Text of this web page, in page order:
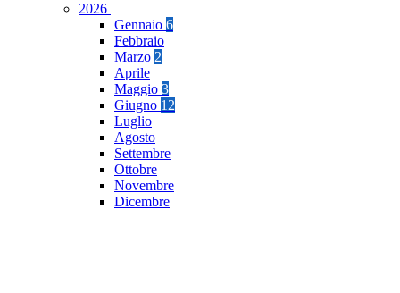
2026
Gennaio 6
Febbraio
Marzo 2
Aprile
Maggio 3
Giugno 12
Luglio
Agosto
Settembre
Ottobre
Novembre
Dicembre